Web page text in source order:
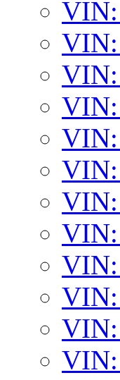
VIN:
VIN: